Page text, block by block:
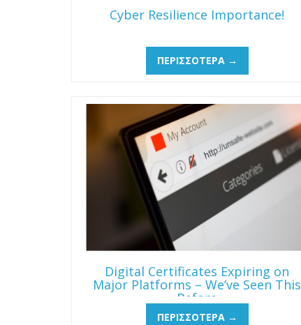
Cyber Resilience Importance!
ΠΕΡΙΣΣΌΤΕΡΑ →
Digital Certificates Expiring on
Major Platforms – We’ve Seen This
Before
ΠΕΡΙΣΣΌΤΕΡΑ →